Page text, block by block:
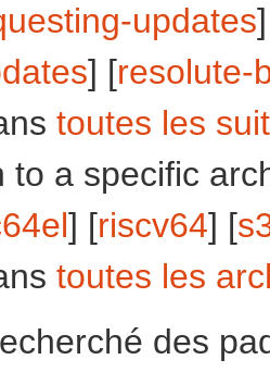
updates
] [resolute-
toutes les
to a specific
] [riscv64] [
toutes les
des